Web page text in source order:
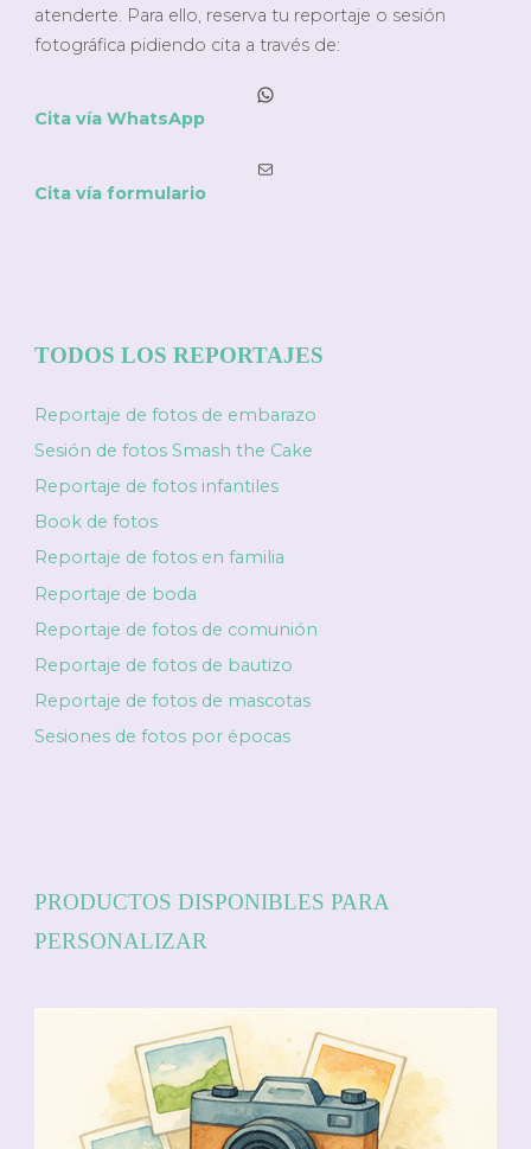
atenderte. Para ello, reserva tu reportaje o sesión
fotográfica pidiendo cita a través de:
WhatsApp
Cita vía WhatsApp
Correo electrónico
Cita vía formulario
TODOS LOS REPORTAJES
Reportaje de fotos de embarazo
Sesión de fotos Smash the Cake
Reportaje de fotos infantiles
Book de fotos
Reportaje de fotos en familia
Reportaje de boda
Reportaje de fotos de comunión
Reportaje de fotos de bautizo
Reportaje de fotos de mascotas
Sesiones de fotos por épocas
PRODUCTOS DISPONIBLES PARA
PERSONALIZAR